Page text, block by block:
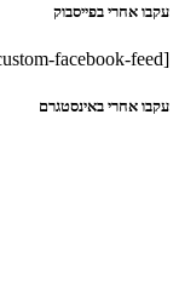
עקבו אחרי בפייסבוק
[custom-facebook-feed]
עקבו אחרי באינסטגרם